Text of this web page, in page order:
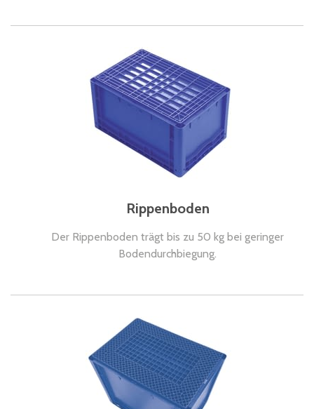
Rippenboden
Der Rippenboden trägt bis zu 50 kg bei geringer
Bodendurchbiegung.